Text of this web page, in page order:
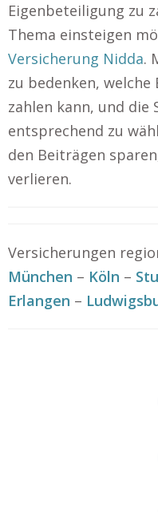
Eigenbeteiligung zu
Thema einsteigen
Versicherung Nidda.
zu bedenken,
zahlen kann, und
entsprechend zu
den Beiträgen
verlieren.
Versicherungen
München – Köln –
Erlangen –